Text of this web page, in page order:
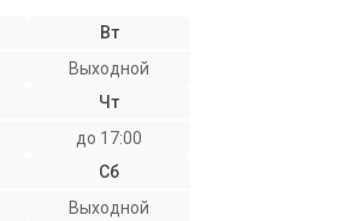
Вт
Выходной
Чт
до 17:00
Сб
Выходной